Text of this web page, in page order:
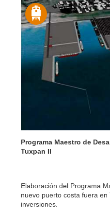
Programa Maestro de
Tuxpan II
Elaboración del Programa
nuevo puerto costa fuera
inversiones.